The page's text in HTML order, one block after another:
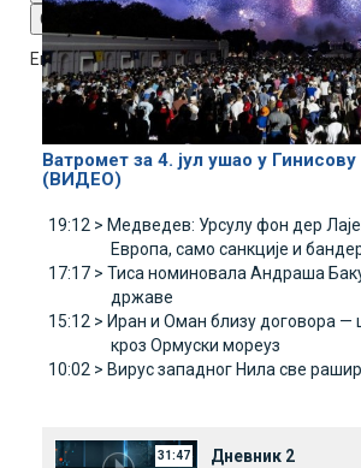
Close Modal Dialog
End of dialog window.
Ватромет за 4. јул ушао у
(ВИДЕО)
19:12 > Медведев: Урсулу фон дер
Европа, само санкције и
17:17 > Тиса номиновала Андраша
државе
15:12 > Иран и Оман близу договора —
кроз Ормуски мореуз
10:02 > Вирус западног Нила све
31:47
Дневник 2